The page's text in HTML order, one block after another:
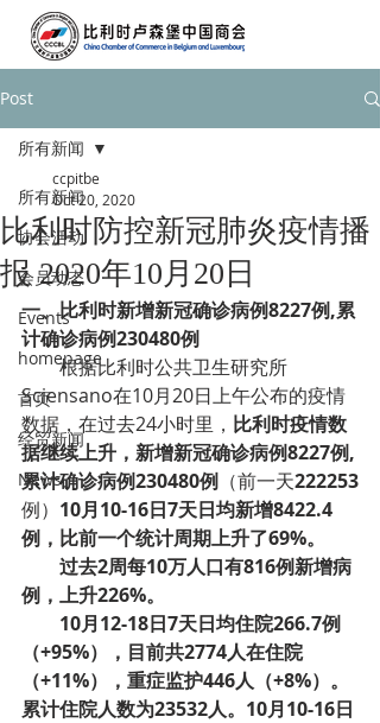
Post
所有新闻
协会活动
会员动态
Events
homepage
首页
经贸新闻
News
所有新闻
比利时防控新冠肺炎疫情播
报 2020年10月20日
ccpitbe
Oct 20, 2020
一、比利时新增新冠确诊病例8227例,累
计确诊病例230480例
根据比利时公共卫生研究所
Sciensano在10月20日上午公布的疫情
数据，在过去24小时里， 比利时疫情数
据继续上升，新增新冠确诊病例8227例,
累计确诊病例230480例 （前一天222253
例） 10月10-16日7天日均新增8422.4
例，比前一个统计周期上升了69%。
­过去2周每10万人口有816例新增病
例，上升226%。
10月12-18日7天日均住院266.7例
（+95%），目前共2774人在住院
（+11%），重症监护446人（+8%）。
累计住院人数为23532人。10月10-16日